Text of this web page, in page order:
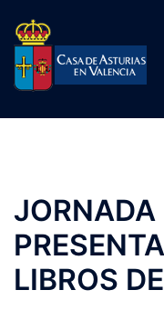
contenido
JORNADA
LIBROS